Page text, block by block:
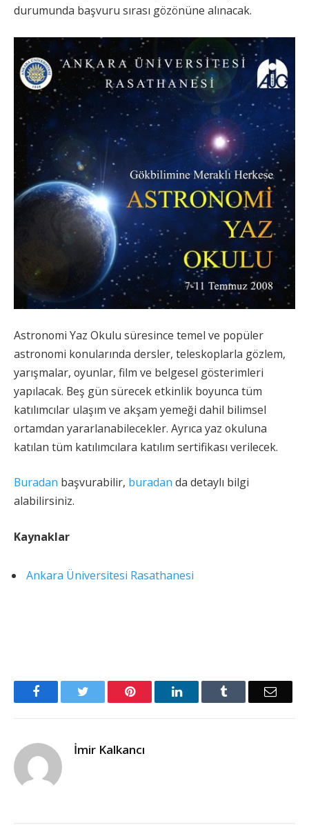
durumunda başvuru sırası gözönüne alınacak.
Astronomi Yaz Okulu süresince temel ve popüler
astronomi konularında dersler, teleskoplarla gözlem,
yarışmalar, oyunlar, film ve belgesel gösterimleri
yapılacak. Beş gün sürecek etkinlik boyunca tüm
katılımcılar ulaşım ve akşam yemeği dahil bilimsel
ortamdan yararlanabilecekler. Ayrıca yaz okuluna
katılan tüm katılımcılara katılım sertifikası verilecek.
Buradan başvurabilir, buradan da detaylı bilgi
alabilirsiniz.
Kaynaklar
Ankara Üniversitesi Rasathanesi
FacebookTwitter Pinterest LinkedInTumblr Email
İmir Kalkancı